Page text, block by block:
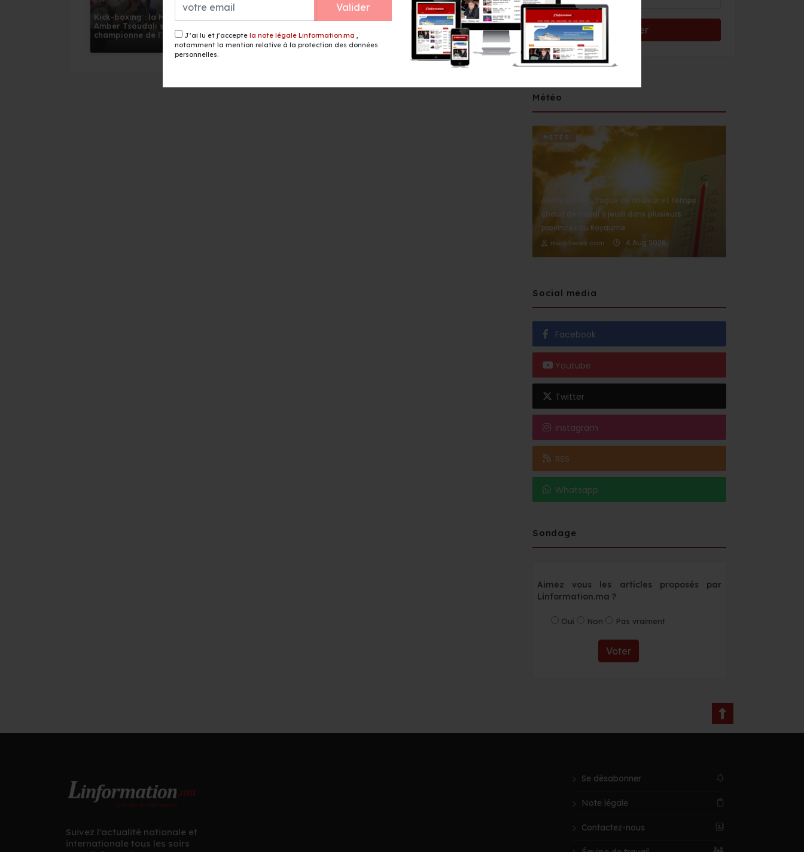
Valider
J’ai lu et j’accepte la note légale Linformation.ma
notamment la mention relative à la protection des données
personnelles.
Kick-boxing : la Marocaine
Amber Tsoudali sacrée
championne de l'ISKA China
CAN 2025 : Les sanctions
contre Samuel Eto’o après le
match Maroc – Cameroun
annulées
Météo
METÉO
Alerte Météo : Vague de chaleur et temps
chaud de mardi à jeudi dans plusieurs
provinces du Royaume
medi1news.com 4 Aug 2026
Social media
Facebook
Youtube
Twitter
Instagram
RSS
Whatsapp
Sondage
Aimez vous les articles proposés par
Linformation.ma ?
Oui Non Pas vraiment
Voter
Suivez l'actualité nationale et
internationale tous les soirs
Se désabonner
Note légale
Contactez-nous